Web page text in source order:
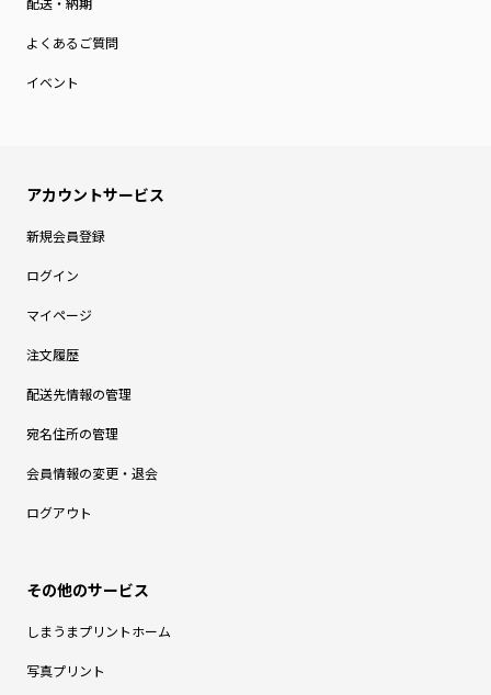
よくあるご質問
イベント
新規会員登録
ログイン
マイページ
注文履歴
配送先情報の管理
宛名住所の管理
会員情報の変更・退会
ログアウト
しまうまプリントホーム
写真プリント